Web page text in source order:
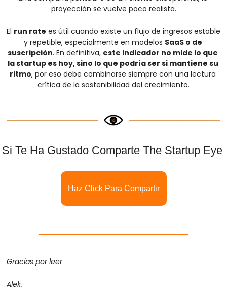
proyección se vuelve poco realista.
El run rate es útil cuando existe un flujo de ingresos estable
y repetible, especialmente en modelos SaaS o de
suscripción. En definitiva, este indicador no mide lo que
la startup es hoy, sino lo que podría ser si mantiene su
ritmo, por eso debe combinarse siempre con una lectura
crítica de la sostenibilidad del crecimiento.
Si Te Ha Gustado Comparte The Startup Eye
Haz Click Para Compartir
Gracias por leer
Alek.